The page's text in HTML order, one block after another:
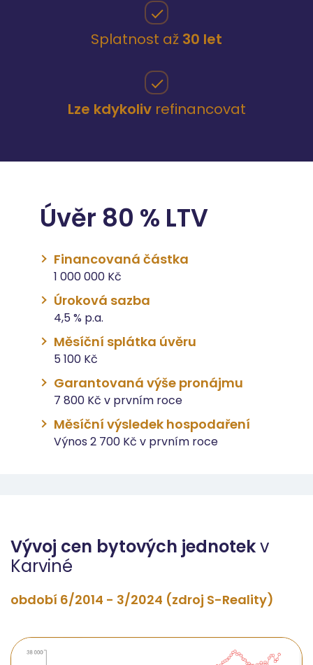
Splatnost až 30 let
Lze kdykolivrefinancovat
Úvěr 80 % LTV
Financovaná částka
1 000 000 Kč
Úroková sazba
4,5 % p.a.
Měsíční splátka úvěru
5 100 Kč
Garantovaná výše pronájmu
7 800 Kč v prvním roce
Měsíční výsledek hospodaření
Výnos 2 700 Kč v prvním roce
Vývoj cen bytových jednotekv
Karviné
období 6/2014 - 3/2024 (zdroj S-Reality)